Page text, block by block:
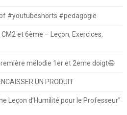
#youtubeshorts #pedagogie
et 6ème – Leçon, Exercices,
mélodie 1er et 2eme doigt😄
UN PRODUIT
Leçon d’Humilité pour le Professeur”